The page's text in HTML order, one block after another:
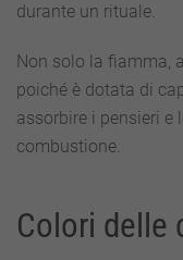
durante un rituale.
Non solo la fiamma,
poiché è dotata di
assorbire i pensieri e
combustione.
Colori delle